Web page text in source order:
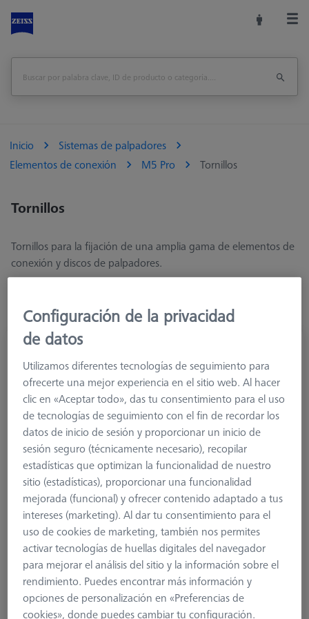
Inicio
Sistemas de palpadores
Elementos de conexión
M5 Pro Tornillos
Tornillos
Tornillos para la fijación de una amplia gama de elementos de
conexión y discos de palpadores.
Tornillo para cubo
626107-6060-001
Configuración de la privacidad
de datos
Utilizamos diferentes tecnologías de seguimiento para
ofrecerte una mejor experiencia en el sitio web. Al hacer
clic en «Aceptar todo», das tu consentimiento para el uso
de tecnologías de seguimiento con el fin de recordar los
datos de inicio de sesión y proporcionar un inicio de
sesión seguro (técnicamente necesario), recopilar
estadísticas que optimizan la funcionalidad de nuestro
sitio (estadísticas), proporcionar una funcionalidad
mejorada (funcional) y ofrecer contenido adaptado a tus
intereses (marketing). Al dar tu consentimiento para el
uso de cookies de marketing, también nos permites
activar tecnologías de huellas digitales del navegador
para mejorar el análisis del sitio y la información sobre el
rendimiento. Puedes encontrar más información y
opciones de personalización en «Preferencias de
cookies», donde puedes cambiar tu configuración.